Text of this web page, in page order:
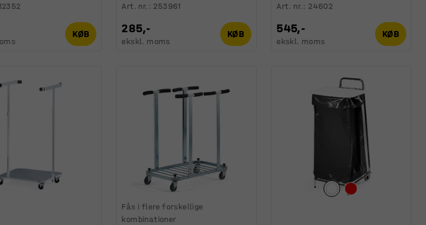
KØB
Art. nr. : 253961
285,-
ekskl. moms
KØB
Art. nr.: 24602
545,-
ekskl. moms
KØB
Fås i flere forskellige
kombinationer